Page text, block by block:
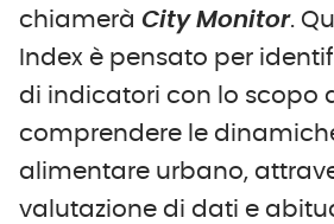
chiamerà City Monitor.
Index è pensato per
di indicatori con lo scopo
comprendere le
alimentare urbano,
valutazione di dati e